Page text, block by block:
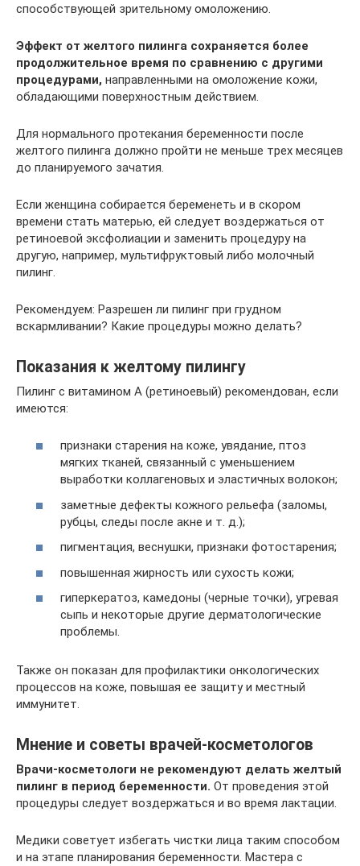
способствующей зрительному омоложению.
Эффект от желтого пилинга сохраняется более
продолжительное время по сравнению с другими
процедурами, направленными на омоложение кожи,
обладающими поверхностным действием.
Для нормального протекания беременности после
желтого пилинга должно пройти не меньше трех месяцев
до планируемого зачатия.
Если женщина собирается беременеть и в скором
времени стать матерью, ей следует воздержаться от
ретиноевой эксфолиации и заменить процедуру на
другую, например, мультифруктовый либо молочный
пилинг.
Рекомендуем: Разрешен ли пилинг при грудном
вскармливании? Какие процедуры можно делать?
Показания к желтому пилингу
Пилинг с витамином А (ретиноевый) рекомендован, если
имеются:
признаки старения на коже, увядание, птоз
мягких тканей, связанный с уменьшением
выработки коллагеновых и эластичных волокон;
заметные дефекты кожного рельефа (заломы,
рубцы, следы после акне и т. д.);
пигментация, веснушки, признаки фотостарения;
повышенная жирность или сухость кожи;
гиперкератоз, камедоны (черные точки), угревая
сыпь и некоторые другие дерматологические
проблемы.
Также он показан для профилактики онкологических
процессов на коже, повышая ее защиту и местный
иммунитет.
Мнение и советы врачей-косметологов
Врачи-косметологи не рекомендуют делать желтый
пилинг в период беременности. От проведения этой
процедуры следует воздержаться и во время лактации.
Медики советует избегать чистки лица таким способом
и на этапе планирования беременности. Мастера с